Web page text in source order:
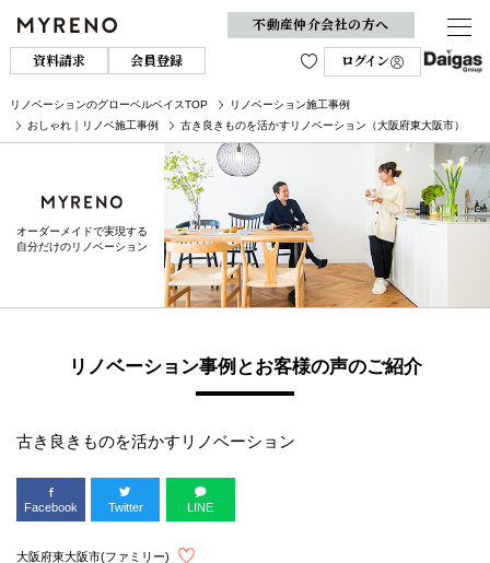
不動産仲介会社の方へ
資料請求
会員登録 ログイン
リノベーションのグローベルベイスTOP
リノベーション施工事例
おしゃれ｜リノベ施工事例
古き良きものを活かすリノベーション（大阪府東大阪市）
オーダーメイドで実現する
自分だけのリノベーション
リノベーション事例とお客様の声のご紹介
古き良きものを活かすリノベーション
Facebook Twitter LINE
大阪府東大阪市(ファミリー)